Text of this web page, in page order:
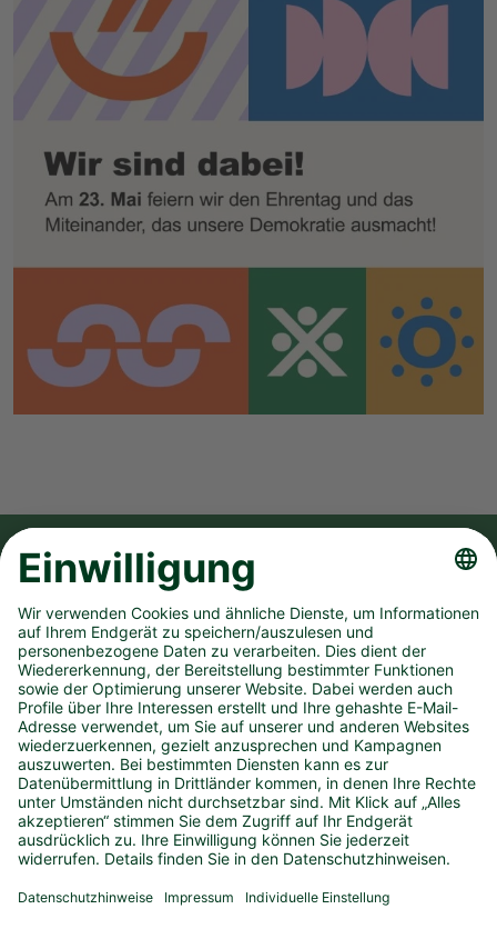
FOLGE UNS AUF
UNSER UNTERNEHMEN
SPIELANGEBOT
PRESSEMATERIAL
KONTAKT
IMPRESSUM
DATENSCHUTZ
BARRIEREFREIHEIT